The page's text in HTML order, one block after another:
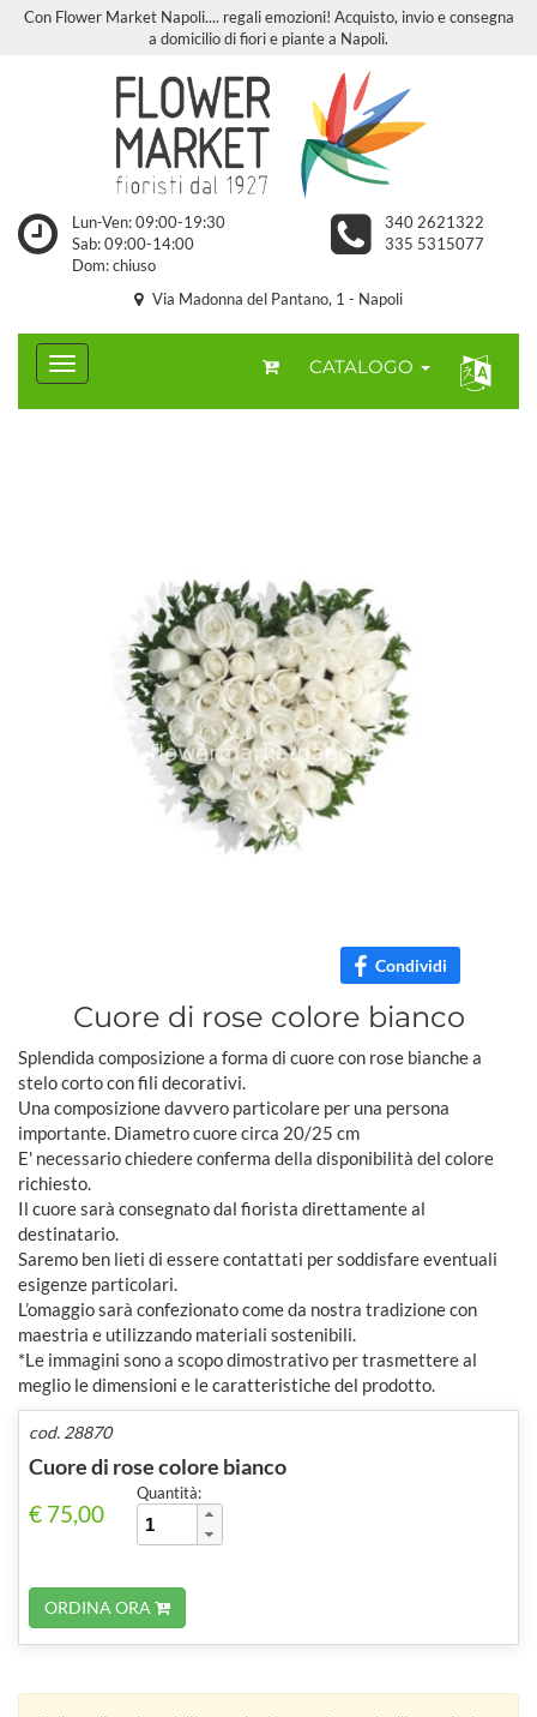
Con Flower Market Napoli.... regali emozioni! Acquisto, invio e consegna
a domicilio di fiori e piante a Napoli.
Lun-Ven: 09:00-19:30
Sab: 09:00-14:00
Dom: chiuso
340 2621322
335 5315077
Via Madonna del Pantano, 1 - Napoli
CATALOGO
Condividi
Cuore di rose colore bianco
Splendida composizione a forma di cuore con rose bianche a
stelo corto con fili decorativi.
Una composizione davvero particolare per una persona
importante. Diametro cuore circa 20/25 cm
E' necessario chiedere conferma della disponibilità del colore
richiesto.
Il cuore sarà consegnato dal fiorista direttamente al
destinatario.
Saremo ben lieti di essere contattati per soddisfare eventuali
esigenze particolari.
L’omaggio sarà confezionato come da nostra tradizione con
maestria e utilizzando materiali sostenibili.
*Le immagini sono a scopo dimostrativo per trasmettere al
meglio le dimensioni e le caratteristiche del prodotto.
cod. 28870
Cuore di rose colore bianco
€ 75,00
Quantità:
ORDINA ORA